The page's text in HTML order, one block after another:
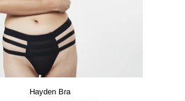
Hayden Bra